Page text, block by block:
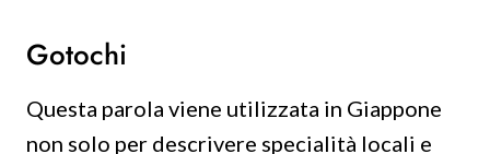
Gotochi
Questa parola viene utilizzata in Giappone
non solo per descrivere specialità locali e